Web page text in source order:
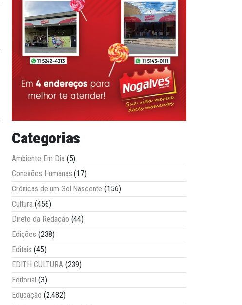
Categorias
Ambiente Em Dia (5)
Conexões Humanas (17)
Crônicas de um Sol Nascente (156)
Cultura (456)
Direto da Redação (44)
Edições (238)
Editais (45)
EDITH CULTURA (239)
Editorial (3)
Educação (2.482)